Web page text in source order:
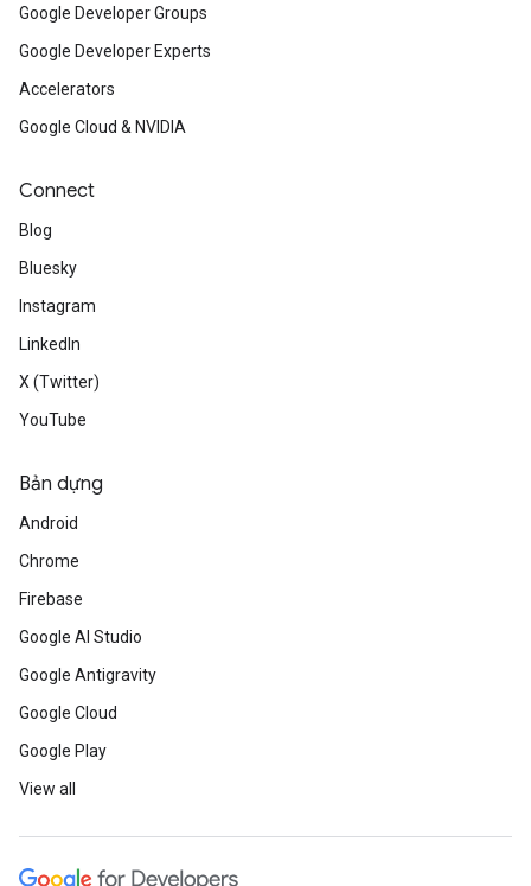
Google Developer Groups
Google Developer Experts
Accelerators
Google Cloud & NVIDIA
Connect
Blog
Bluesky
Instagram
LinkedIn
X (Twitter)
YouTube
Bản dựng
Android
Chrome
Firebase
Google AI Studio
Google Antigravity
Google Cloud
Google Play
View all